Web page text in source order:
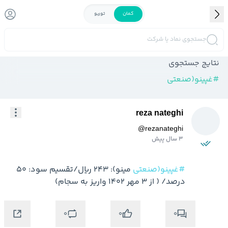
کمان توربو
جستجوی نماد یا شرکت
نتایج جستجوی
#غپینو(صنعتی
reza nateghi
@rezanateghi
3 سال پیش
#غپینو(صنعتی
درصد/ ( از 3 مهر 1402 واریز به سجام)
0
0
0